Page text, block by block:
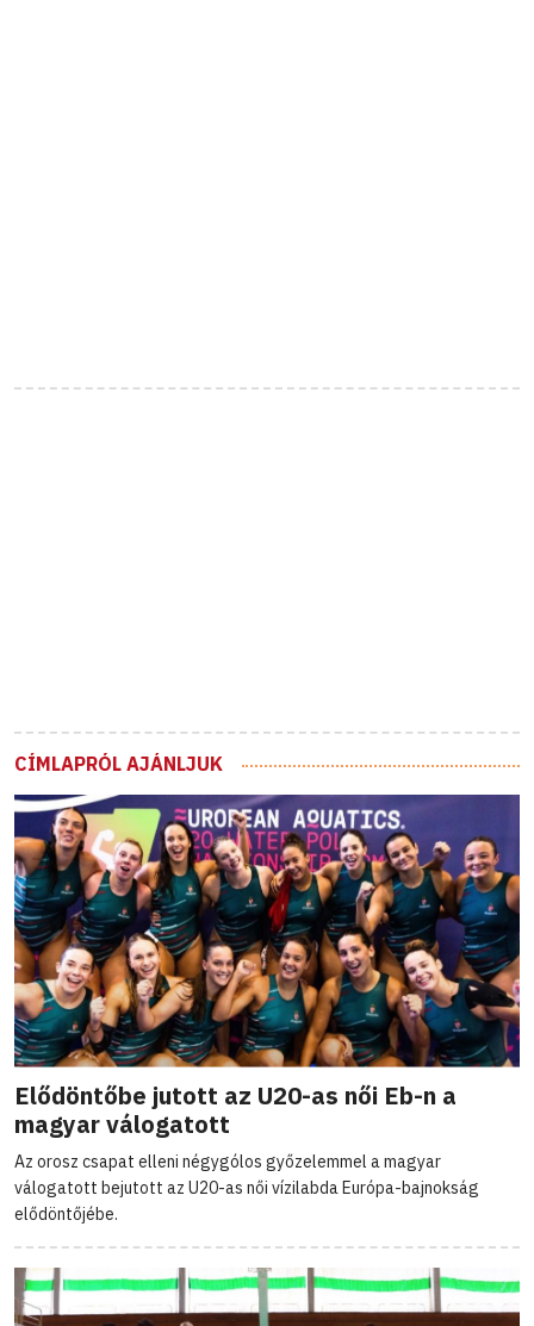
CÍMLAPRÓL AJÁNLJUK
Elődöntőbe jutott az U20-as női Eb-n a
magyar válogatott
Az orosz csapat elleni négygólos győzelemmel a magyar
válogatott bejutott az U20-as női vízilabda Európa-bajnokság
elődöntőjébe.